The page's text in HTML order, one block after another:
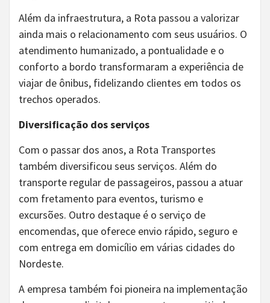
Além da infraestrutura, a Rota passou a valorizar
ainda mais o relacionamento com seus usuários. O
atendimento humanizado, a pontualidade e o
conforto a bordo transformaram a experiência de
viajar de ônibus, fidelizando clientes em todos os
trechos operados.
Diversificação dos serviços
Com o passar dos anos, a Rota Transportes
também diversificou seus serviços. Além do
transporte regular de passageiros, passou a atuar
com fretamento para eventos, turismo e
excursões. Outro destaque é o serviço de
encomendas, que oferece envio rápido, seguro e
com entrega em domicílio em várias cidades do
Nordeste.
A empresa também foi pioneira na implementação